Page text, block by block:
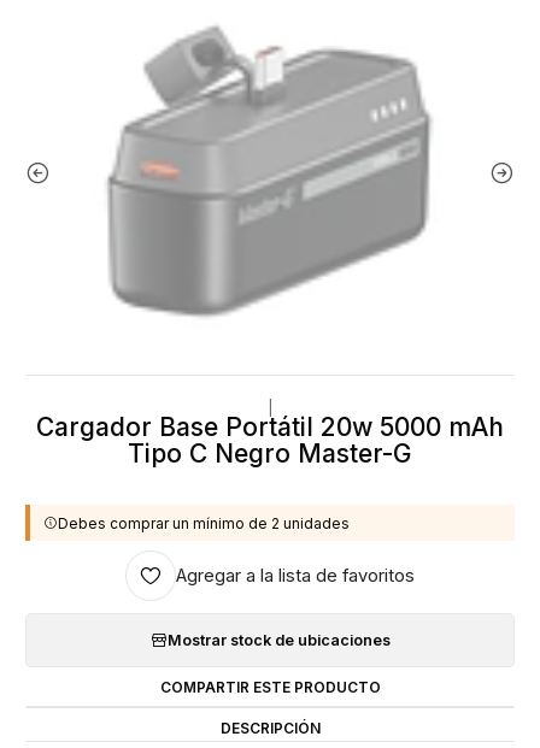
Cargador Base Portátil 20w 5000 mAh
Tipo C Negro Master-G
Debes comprar un mínimo de 2 unidades
Agregar a la lista de favoritos
Mostrar stock de ubicaciones
COMPARTIR ESTE PRODUCTO
DESCRIPCIÓN